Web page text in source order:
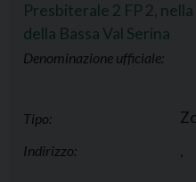
Presbiterale 2 FP 2,
della Bassa Val Serina
Denominazione ufficiale:
Tipo:
Indirizzo: